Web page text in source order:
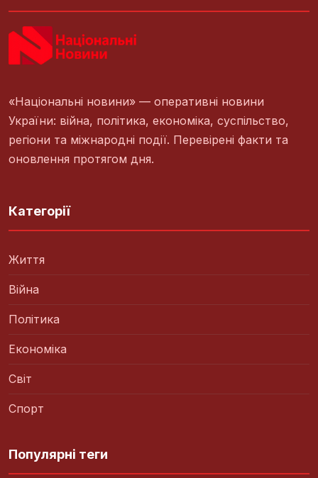
«Національні новини» — оперативні новини
України: війна, політика, економіка, суспільство,
регіони та міжнародні події. Перевірені факти та
оновлення протягом дня.
Категорії
Життя
Війна
Політика
Економіка
Світ
Спорт
Популярні теги